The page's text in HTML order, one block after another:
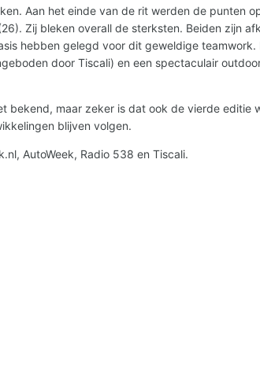
Aan het einde van de rit werden de punten
Zij bleken overall de sterksten. Beiden zijn
hebben gelegd voor dit geweldige teamwork.
door Tiscali) en een spectaculair
bekend, maar zeker is dat ook de vierde editie
blijven volgen.
AutoWeek, Radio 538 en Tiscali.